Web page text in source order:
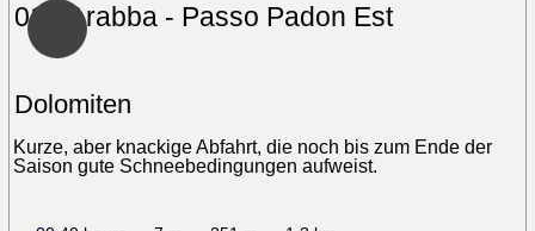
01 - Arabba - Passo Padon Est
Dolomiten
Kurze, aber knackige Abfahrt, die noch bis zum Ende der
Saison gute Schneebedingungen aufweist.